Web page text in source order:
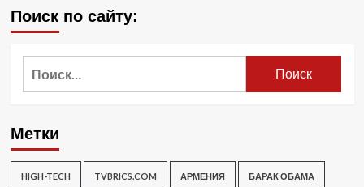
Поиск по сайту:
Метки
HIGH-TECH TVBRICS.COM АРМЕНИЯ БАРАК ОБАМА